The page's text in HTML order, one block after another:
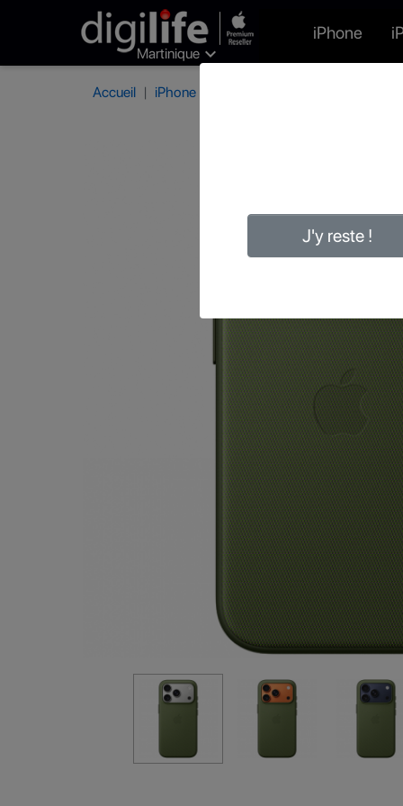
Martinique 
iPhone
Accueil iPhone
J'y reste !